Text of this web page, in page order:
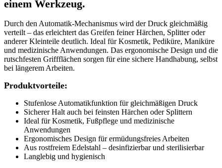
einem Werkzeug.
Durch den Automatik-Mechanismus wird der Druck gleichmäßig
verteilt – das erleichtert das Greifen feiner Härchen, Splitter oder
anderer Kleinteile deutlich. Ideal für Kosmetik, Pediküre, Maniküre
und medizinische Anwendungen. Das ergonomische Design und die
rutschfesten Griffflächen sorgen für eine sichere Handhabung, selbst
bei längerem Arbeiten.
Produktvorteile:
Stufenlose Automatikfunktion für gleichmäßigen Druck
Sicherer Halt auch bei feinsten Härchen oder Splittern
Ideal für Kosmetik, Fußpflege und medizinische
Anwendungen
Ergonomisches Design für ermüdungsfreies Arbeiten
Aus rostfreiem Edelstahl – desinfizierbar und sterilisierbar
Langlebig und hygienisch